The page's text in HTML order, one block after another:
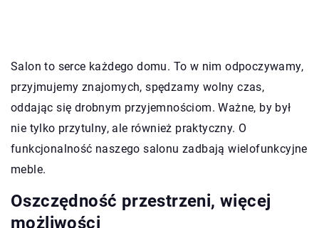
Salon to serce każdego domu. To w nim odpoczywamy,
przyjmujemy znajomych, spędzamy wolny czas,
oddając się drobnym przyjemnościom. Ważne, by był
nie tylko przytulny, ale również praktyczny. O
funkcjonalność naszego salonu zadbają wielofunkcyjne
meble.
Oszczędność przestrzeni, więcej
możliwości